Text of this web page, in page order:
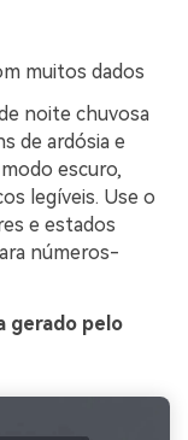
muitos dados
noite chuvosa
de ardósia e
escuro,
legíveis. Use o
e estados
números-
gerado pelo